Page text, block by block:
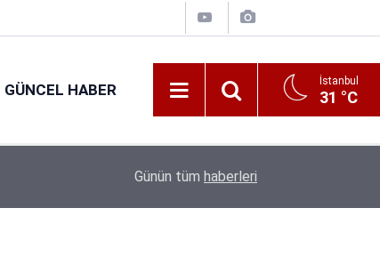
GÜNCEL HABER İstanbul
31 °C
Kıyı Emniyeti Genel Müdürlüğü 26 İşçi Alımı
Günün tüm haberleri